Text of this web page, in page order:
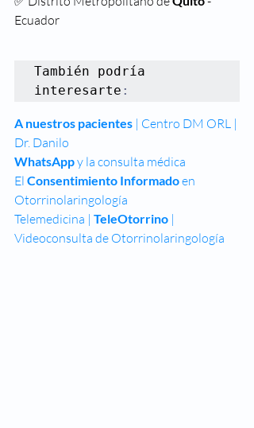
Ecuador
También podría
interesarte :
A nuestros pacientes | Centro DM ORL |
Dr. Danilo
WhatsApp y la consulta médica
El Consentimiento Informado en
Otorrinolaringología
Telemedicina | TeleOtorrino |
Videoconsulta de Otorrinolaringología